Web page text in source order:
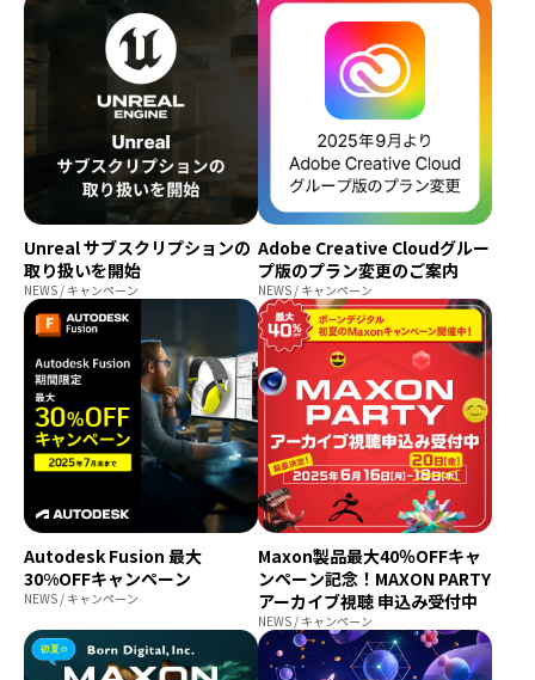
導入
Unreal サブスクリプションの
取り扱いを開始
NEWS / キャンペーン
Adobe Creative Cloudグルー
プ版のプラン変更のご案内
NEWS / キャンペーン
Autodesk Fusion 最大
30%OFFキャンペーン
NEWS / キャンペーン
Maxon製品最大40％OFFキャ
ンペーン記念！MAXON PARTY
アーカイブ視聴 申込み受付中
NEWS / キャンペーン